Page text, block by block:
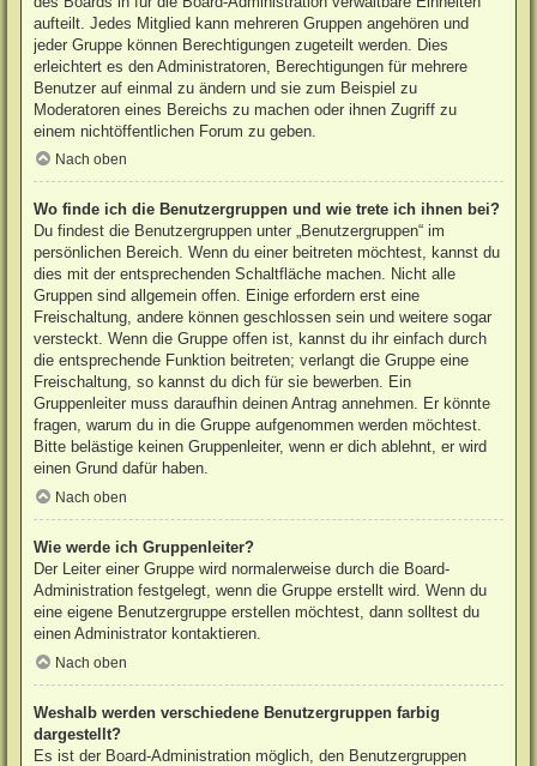
aufteilt. Jedes Mitglied kann mehreren Gruppen angehören und
jeder Gruppe können Berechtigungen zugeteilt werden. Dies
erleichtert es den Administratoren, Berechtigungen für mehrere
Benutzer auf einmal zu ändern und sie zum Beispiel zu
Moderatoren eines Bereichs zu machen oder ihnen Zugriff zu
einem nichtöffentlichen Forum zu geben.
Nach oben
Wo finde ich die Benutzergruppen und wie trete ich ihnen bei?
Du findest die Benutzergruppen unter „Benutzergruppen“ im
persönlichen Bereich. Wenn du einer beitreten möchtest, kannst du
dies mit der entsprechenden Schaltfläche machen. Nicht alle
Gruppen sind allgemein offen. Einige erfordern erst eine
Freischaltung, andere können geschlossen sein und weitere sogar
versteckt. Wenn die Gruppe offen ist, kannst du ihr einfach durch
die entsprechende Funktion beitreten; verlangt die Gruppe eine
Freischaltung, so kannst du dich für sie bewerben. Ein
Gruppenleiter muss daraufhin deinen Antrag annehmen. Er könnte
fragen, warum du in die Gruppe aufgenommen werden möchtest.
Bitte belästige keinen Gruppenleiter, wenn er dich ablehnt, er wird
einen Grund dafür haben.
Nach oben
Wie werde ich Gruppenleiter?
Der Leiter einer Gruppe wird normalerweise durch die Board-
Administration festgelegt, wenn die Gruppe erstellt wird. Wenn du
eine eigene Benutzergruppe erstellen möchtest, dann solltest du
einen Administrator kontaktieren.
Nach oben
Weshalb werden verschiedene Benutzergruppen farbig
dargestellt?
Es ist der Board-Administration möglich, den Benutzergruppen